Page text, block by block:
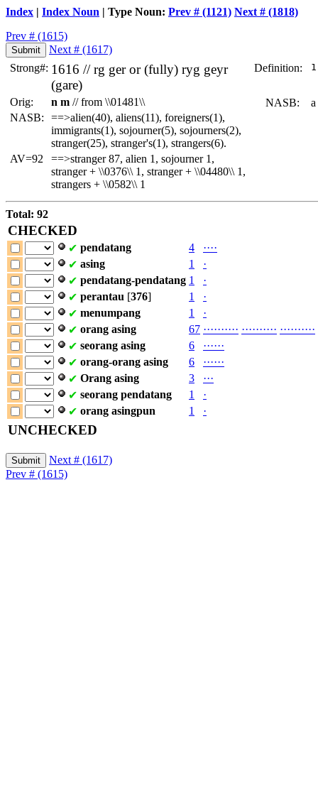
Index | Index Noun | Type Noun: Prev # (1121) Next # (1818)
Prev # (1615)
Next # (1617)
Strong#: 1616 //rg ger or (fully) ryg geyr
(gare)
Orig: n m // from \\01481\\
NASB:
==>alien(40), aliens(11), foreigners(1),
immigrants(1), sojourner(5), sojourners(2),
stranger(25), stranger's(1), strangers(6).
AV=92
==>stranger 87, alien 1, sojourner 1,
stranger + \\0376\\ 1, stranger + \\04480\\ 1,
strangers + \\0582\\ 1
Definition:
NASB:
Total: 92
CHECKED
✔ pendatang 4 ····
✔ asing 1
·
✔ pendatang-pendatang 1
·
✔ perantau [376] 1
·
✔ menumpang 1
·
✔ orang asing 67 ·········· ·········· ··········
✔ seorang asing 6 ······
✔ orang-orang asing 6 ······
✔ Orang asing 3 ···
✔ seorang pendatang 1
·
✔ orang asingpun 1 ·
UNCHECKED
Next # (1617)
Prev # (1615)